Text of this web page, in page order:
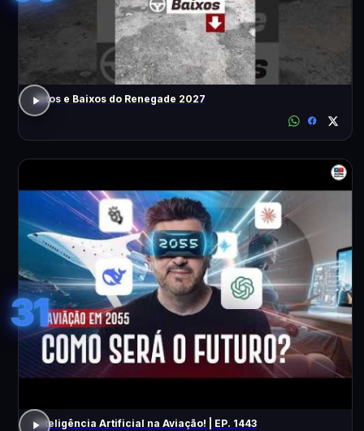
Altos e Baixos do Renegade 2027
31
Inteligência Artificial na Aviação! | EP. 1443